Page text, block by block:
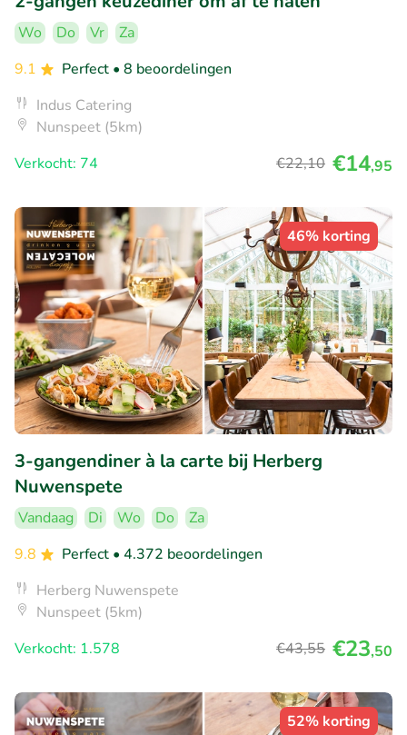
Wo Do Vr
Za
9.1
Perfect • 8 beoordelingen
Indus Catering
Nunspeet (5km)
Verkocht: 74
€22,10 €14,95
46% korting
3-gangendiner à la carte bij Herberg
Nuwenspete
Vandaag Di Wo Do
Za
9.8
Perfect • 4.372 beoordelingen
Herberg Nuwenspete
Nunspeet (5km)
Verkocht: 1.578
€43,55 €23,50
52% korting